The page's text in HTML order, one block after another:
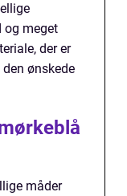
og meget
der er
ønskede
måder